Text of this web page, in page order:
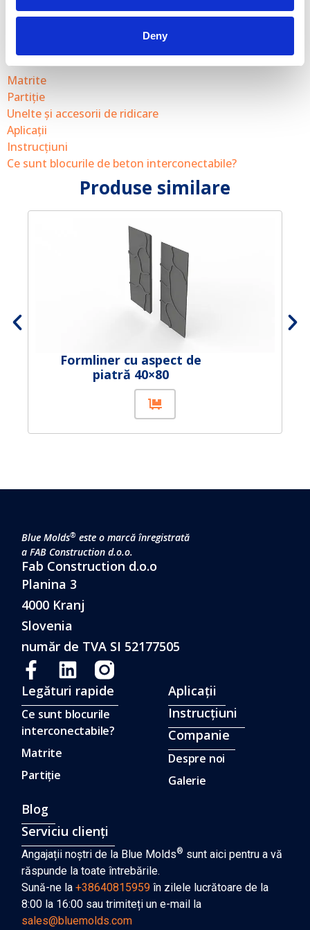
Deny
Matrite
Partiție
Unelte și accesorii de ridicare
Aplicații
Instrucţiuni
Ce sunt blocurile de beton interconectabile?
Produse similare
Formliner cu aspect de
piatră 40×80
Blue Molds® este o marcă înregistrată
a FAB Construction d.o.o.
Fab Construction d.o.o
Planina 3
4000 Kranj
Slovenia
număr de TVA SI 52177505
Legături rapide
Ce sunt blocurile
interconectabile?
Matrite
Partiție
Aplicații
Instrucţiuni
Companie
Despre noi
Galerie
Blog
Serviciu clienți
Angajații noștri de la Blue Molds® sunt aici pentru a vă
răspunde la toate întrebările.
Sună-ne la+38640815959 în zilele lucrătoare de la
8:00 la 16:00 sau trimiteți un e-mail la
sales@bluemolds.com